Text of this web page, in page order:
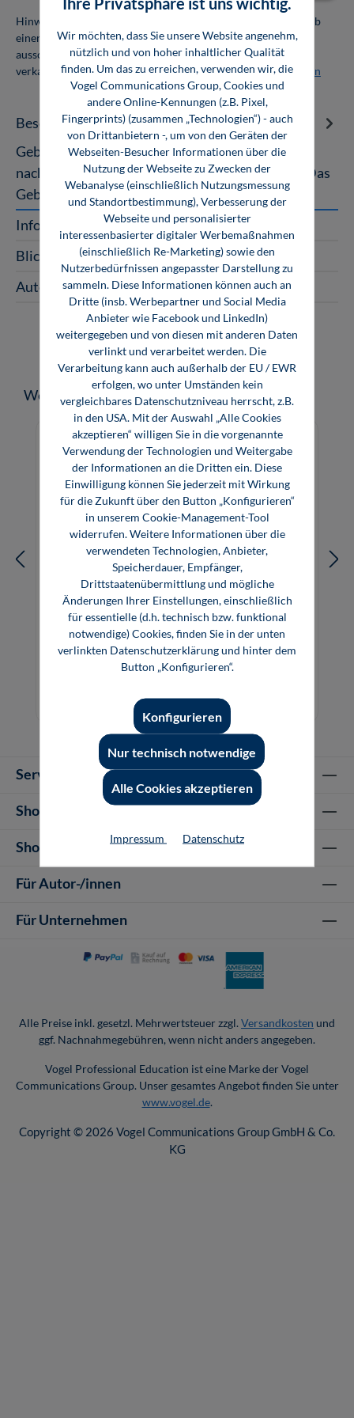
Hinweis: Als Firmenkunde erhalten Sie einen Mengenrabatt ab
einer Abnahmemenge von 10 Exemplaren. Die Bücher dürfen
ausschließlich für den Eigenbedarf genutzt und nicht weiter
verkauft werden. Weitere Informationen unterFirmenlizenzen
Beschreibung
Gebrauchtwagen-Management Strategien für
nachhaltigen Erfolg im Gebrauchtwagenhandel Das
Gebrauchtwagenmanagement bildet ein…Mehr
InfoClick
Blick ins Buch
Autoren
Produktgalerie überspringen
Weitere Medien zum Thema
Elektromobilität im Handel
E-Book (PDF)
Service-Hotline
Shop Informationen
Shop-Service
Für Autor-/innen
Für Unternehmen
Alle Preise inkl. gesetzl. Mehrwertsteuer zzgl. Versandkosten und
ggf. Nachnahmegebühren, wenn nicht anders angegeben.
Vogel Professional Education ist eine Marke der Vogel
Communications Group. Unser gesamtes Angebot finden Sie unter
www.vogel.de.
Copyright © 2026 Vogel Communications Group GmbH & Co.
KG
Wir möchten, dass Sie unsere Website angenehm,
nützlich und von hoher inhaltlicher Qualität
finden. Um das zu erreichen, verwenden wir, die
Vogel Communications Group, Cookies und
andere Online-Kennungen (z.B. Pixel,
Fingerprints) (zusammen „Technologien“) - auch
von Drittanbietern -, um von den Geräten der
Webseiten-Besucher Informationen über die
Nutzung der Webseite zu Zwecken der
Webanalyse (einschließlich Nutzungsmessung
und Standortbestimmung), Verbesserung der
Webseite und personalisierter
interessenbasierter digitaler Werbemaßnahmen
(einschließlich Re-Marketing) sowie den
Nutzerbedürfnissen angepasster Darstellung zu
sammeln. Diese Informationen können auch an
Dritte (insb. Werbepartner und Social Media
Anbieter wie Facebook und LinkedIn)
weitergegeben und von diesen mit anderen Daten
verlinkt und verarbeitet werden. Die
Verarbeitung kann auch außerhalb der EU / EWR
erfolgen, wo unter Umständen kein
vergleichbares Datenschutzniveau herrscht, z.B.
in den USA. Mit der Auswahl „Alle Cookies
akzeptieren“ willigen Sie in die vorgenannte
Verwendung der Technologien und Weitergabe
der Informationen an die Dritten ein. Diese
Einwilligung können Sie jederzeit mit Wirkung
für die Zukunft über den Button „Konfigurieren“
in unserem Cookie-Management-Tool
widerrufen. Weitere Informationen über die
verwendeten Technologien, Anbieter,
Speicherdauer, Empfänger,
Drittstaatenübermittlung und mögliche
Änderungen Ihrer Einstellungen, einschließlich
für essentielle (d.h. technisch bzw. funktional
notwendige) Cookies, finden Sie in der unten
verlinkten Datenschutzerklärung und hinter dem
Button „Konfigurieren“.
Nur technisch notwendige
Konfigurieren
Alle Cookies akzeptieren
Impressum Datenschutz